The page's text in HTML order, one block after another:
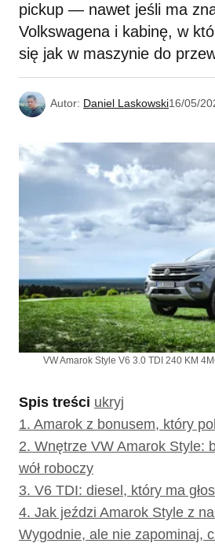
pickup — nawet jeśli ma
Volkswagena i kabinę, w
się jak w maszynie do
Autor: Daniel Laskowski16/05/
VW Amarok Style V6 3.0 TDI 240 KM
Spis treści ukryj
1. Amarok z bonusem, który
2. Wnętrze VW Amarok Style:
wół roboczy
3. V6 TDI: diesel, który ma głos
4. Jak jeździ Amarok Style z
Wygodnie, ale nie zapominaj,